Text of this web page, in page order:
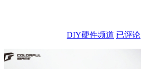
DIY硬件频道 已评论